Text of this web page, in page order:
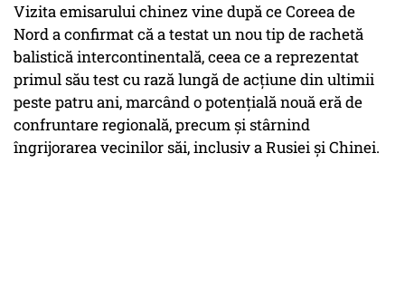
Vizita emisarului chinez vine după ce Coreea de
Nord a confirmat că a testat un nou tip de rachetă
balistică intercontinentală, ceea ce a reprezentat
primul său test cu rază lungă de acțiune din ultimii
peste patru ani, marcând o potențială nouă eră de
confruntare regională, precum și stârnind
îngrijorarea vecinilor săi, inclusiv a Rusiei și Chinei.